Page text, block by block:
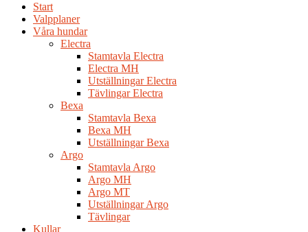
Start
Valpplaner
Våra hundar
Electra
Stamtavla Electra
Electra MH
Utställningar Electra
Tävlingar Electra
Bexa
Stamtavla Bexa
Bexa MH
Utställningar Bexa
Argo
Stamtavla Argo
Argo MH
Argo MT
Utställningar Argo
Tävlingar
Kullar